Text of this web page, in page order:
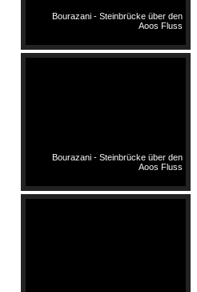
Bourazani - Steinbrücke über den
Aoos Fluss
Bourazani - Steinbrücke über den
Aoos Fluss